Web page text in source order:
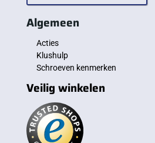
Algemeen
Acties
Klushulp
Schroeven kenmerken
Veilig winkelen